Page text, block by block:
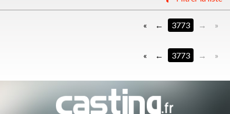
« 3773 »
« 3773 »